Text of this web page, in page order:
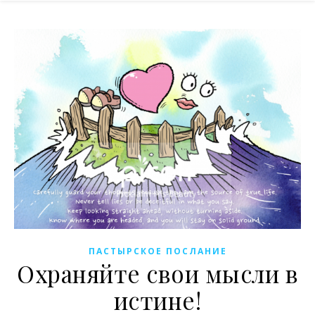
ПАСТЫРСКОЕ ПОСЛАНИЕ
Охраняйте свои мысли в
истине!